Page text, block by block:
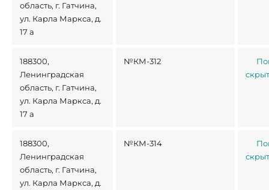
область, г. Гатчина,
ул. Карла Маркса, д.
17 а
188300,
Ленинградская
область, г. Гатчина,
ул. Карла Маркса, д.
17 а
№КМ-312
188300,
Ленинградская
область, г. Гатчина,
ул. Карла Маркса, д.
№КМ-314